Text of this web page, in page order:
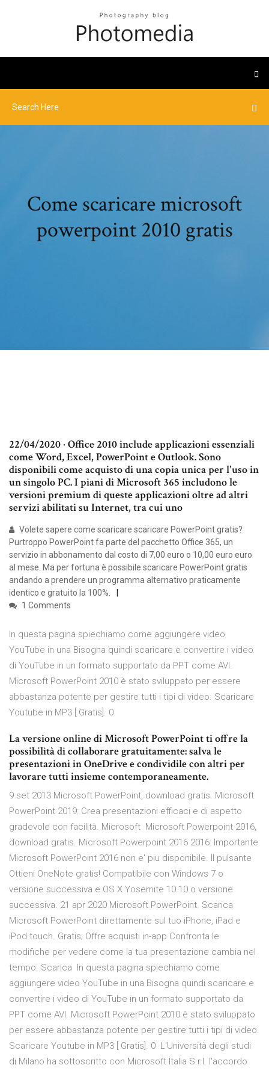
Come scaricare microsoft
powerpoint 2010 gratis
22/04/2020 · Office 2010 include applicazioni essenziali
come Word, Excel, PowerPoint e Outlook. Sono
disponibili come acquisto di una copia unica per l'uso in
un singolo PC. I piani di Microsoft 365 includono le
versioni premium di queste applicazioni oltre ad altri
servizi abilitati su Internet, tra cui uno
Volete sapere come scaricare scaricare PowerPoint gratis?
Purtroppo PowerPoint fa parte del pacchetto Office 365, un
servizio in abbonamento dal costo di 7,00 euro o 10,00 euro euro
al mese. Ma per fortuna è possibile scaricare PowerPoint gratis
andando a prendere un programma alternativo praticamente
identico e gratuito la 100%.
1 Comments
In questa pagina spiechiamo come aggiungere video
YouTube in una Bisogna quindi scaricare e convertire i video
di YouTube in un formato supportato da PPT come AVI.
Microsoft PowerPoint 2010 è stato sviluppato per essere
abbastanza potente per gestire tutti i tipi di video. Scaricare
Youtube in MP3 [ Gratis]. 0
La versione online di Microsoft PowerPoint ti offre la
possibilità di collaborare gratuitamente: salva le
presentazioni in OneDrive e condividile con altri per
lavorare tutti insieme contemporaneamente.
9 set 2013 Microsoft PowerPoint, download gratis. Microsoft
PowerPoint 2019: Crea presentazioni efficaci e di aspetto
gradevole con facilità. Microsoft Microsoft Powerpoint 2016,
download gratis. Microsoft Powerpoint 2016 2016: Importante:
Microsoft PowerPoint 2016 non e' piu disponibile. Il pulsante
Ottieni OneNote gratis! Compatibile con Windows 7 o
versione successiva e OS X Yosemite 10.10 o versione
successiva. 21 apr 2020 Microsoft PowerPoint. Scarica
Microsoft PowerPoint direttamente sul tuo iPhone, iPad e
iPod touch. Gratis; Offre acquisti in-app Confronta le
modifiche per vedere come la tua presentazione cambia nel
tempo. Scarica In questa pagina spiechiamo come
aggiungere video YouTube in una Bisogna quindi scaricare e
convertire i video di YouTube in un formato supportato da
PPT come AVI. Microsoft PowerPoint 2010 è stato sviluppato
per essere abbastanza potente per gestire tutti i tipi di video.
Scaricare Youtube in MP3 [ Gratis]. 0 L'Università degli studi
di Milano ha sottoscritto con Microsoft Italia S.r.l. l'accordo